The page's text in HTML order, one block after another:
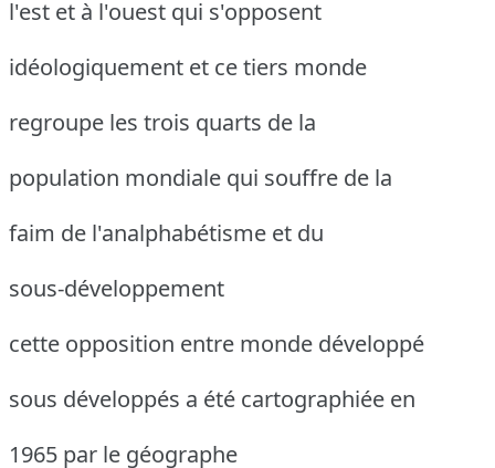
l'est et à l'ouest qui s'opposent
idéologiquement et ce tiers monde
regroupe les trois quarts de la
population mondiale qui souffre de la
faim de l'analphabétisme et du
sous-développement
cette opposition entre monde développé
sous développés a été cartographiée en
1965 par le géographe